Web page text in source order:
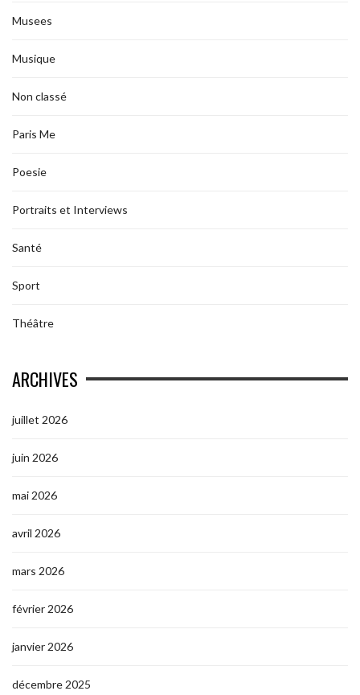
Musees
Musique
Non classé
Paris Me
Poesie
Portraits et Interviews
Santé
Sport
Théâtre
ARCHIVES
juillet 2026
juin 2026
mai 2026
avril 2026
mars 2026
février 2026
janvier 2026
décembre 2025